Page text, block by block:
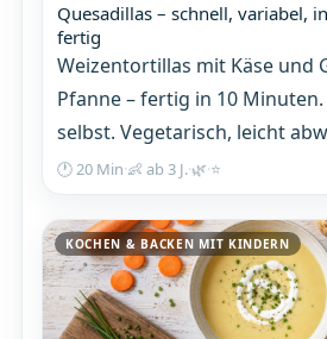
Quesadillas – schnell, variabel,
fertig
Weizentortillas mit Käse und
Pfanne – fertig in 10
selbst. Vegetarisch, leicht
🕐 20 Min·👶 ab 3 J.·🌿·⭐
KOCHEN & BACKEN MIT KINDERN